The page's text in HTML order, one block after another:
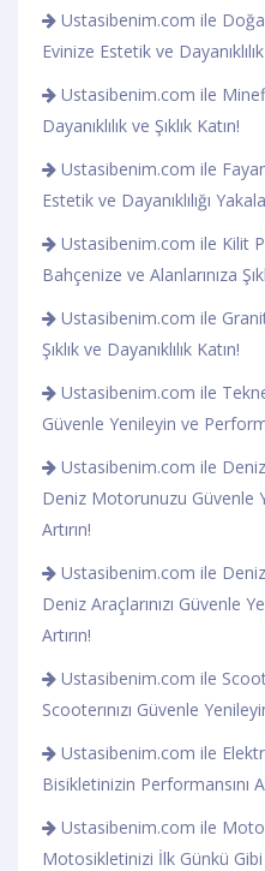
Ustasibenim.com ile
Evinize Estetik ve
Ustasibenim.com ile
Dayanıklılık ve Şıklık Katın!
Ustasibenim.com ile
Estetik ve Dayanıklılığı
Ustasibenim.com ile Kilit
Bahçenize ve Alanlarınıza
Ustasibenim.com ile
Şıklık ve Dayanıklılık Katın!
Ustasibenim.com ile
Güvenle Yenileyin ve
Ustasibenim.com ile
Deniz Motorunuzu Güvenle
Artırın!
Ustasibenim.com ile
Deniz Araçlarınızı Güvenle
Artırın!
Ustasibenim.com ile
Scooterınızı Güvenle
Ustasibenim.com ile
Bisikletinizin Performansını
Ustasibenim.com ile
Motosikletinizi İlk Günkü Gibi